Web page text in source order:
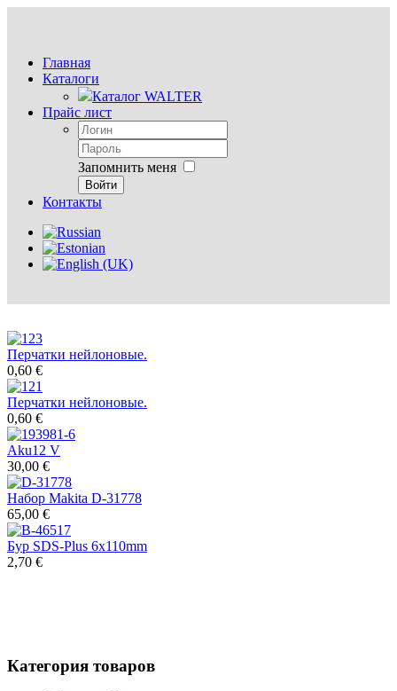
Главная
Каталоги
Каталог WALTER
Прайс лист
Запомнить меня
Войти
Контакты
Перчатки нейлоновые.
0,60 €
Перчатки нейлоновые.
0,60 €
Aku12 V
30,00 €
Набор Makita D-31778
65,00 €
Бур SDS-Plus 6x110mm
2,70 €
Категория товаров